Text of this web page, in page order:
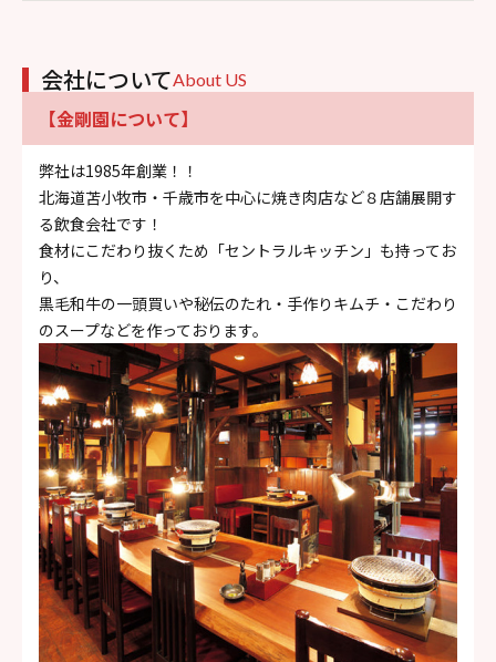
会社についてAbout US
【金剛園について】
弊社は1985年創業！！
北海道苫小牧市・千歳市を中心に焼き肉店など８店舗展開す
る飲食会社です！
食材にこだわり抜くため「セントラルキッチン」も持ってお
り、
黒毛和牛の一頭買いや秘伝のたれ・手作りキムチ・こだわり
のスープなどを作っております。